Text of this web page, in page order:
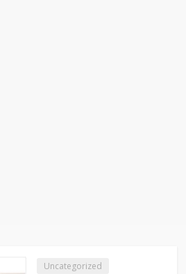
Uncategorized